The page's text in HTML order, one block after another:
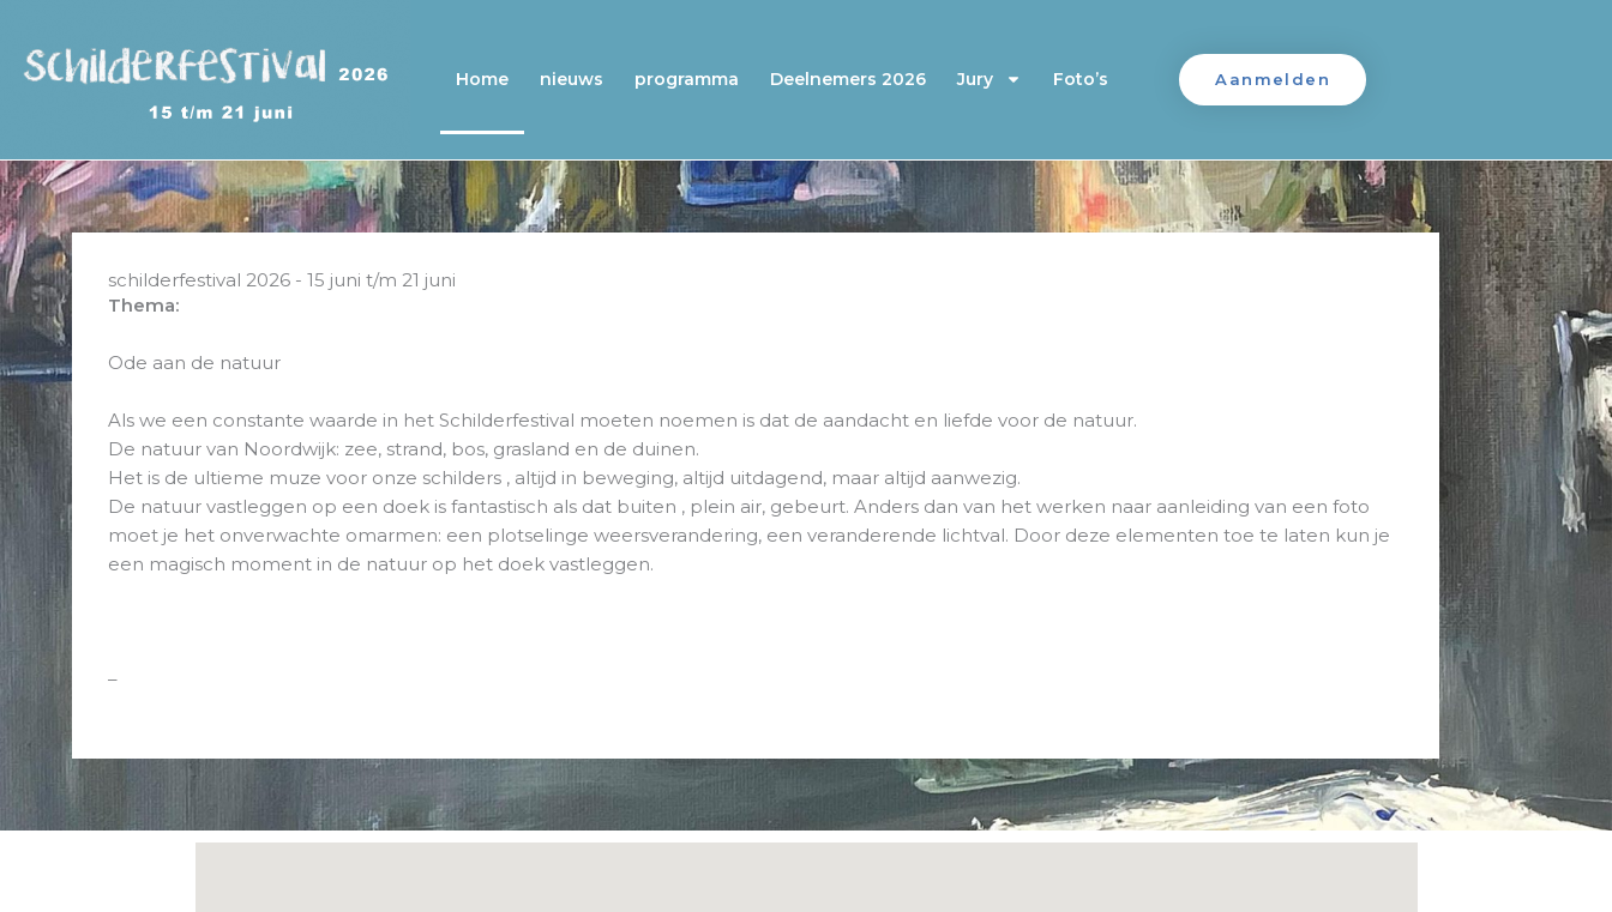
Home nieuws programma Deelnemers 2026 Jury Foto’s Aanmelden
schilderfestival 2026 - 15 juni t/m 21 juni
Thema:
Ode aan de natuur
Als we een constante waarde in het Schilderfestival moeten noemen is dat de aandacht en liefde voor de natuur.
De natuur van Noordwijk: zee, strand, bos, grasland en de duinen.
Het is de ultieme muze voor onze schilders , altijd in beweging, altijd uitdagend, maar altijd aanwezig.
De natuur vastleggen op een doek is fantastisch als dat buiten , plein air, gebeurt. Anders dan van het werken naar aanleiding van een foto
moet je het onverwachte omarmen: een plotselinge weersverandering, een veranderende lichtval. Door deze elementen toe te laten kun je
een magisch moment in de natuur op het doek vastleggen.
–